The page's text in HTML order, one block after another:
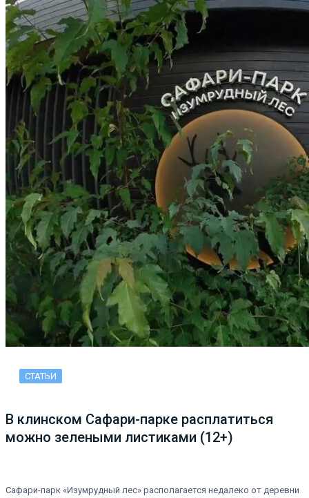
СТАТЬИ
В клинском Сафари-парке расплатиться
можно зелеными листиками (12+)
Сафари-парк «Изумрудный лес» располагается недалеко от деревни